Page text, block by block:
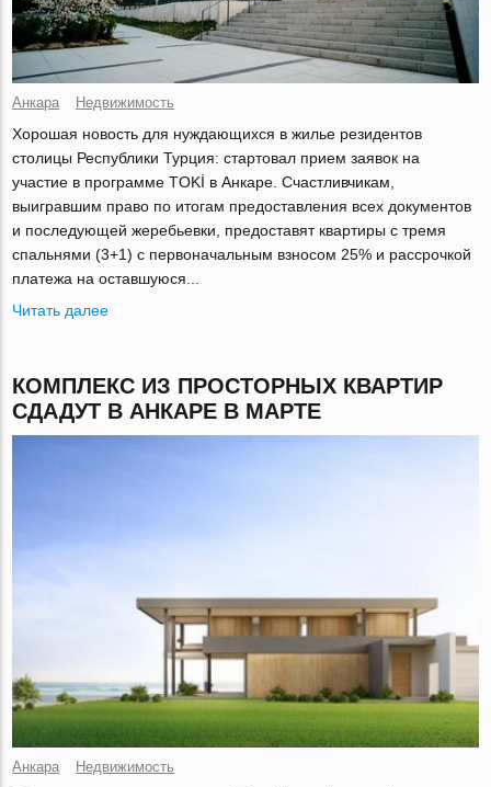
Анкара Недвижимость
Хорошая новость для нуждающихся в жилье резидентов
столицы Республики Турция: стартовал прием заявок на
участие в программе TOKİ в Анкаре. Счастливчикам,
выигравшим право по итогам предоставления всех документов
и последующей жеребьевки, предоставят квартиры с тремя
спальнями (3+1) с первоначальным взносом 25% и рассрочкой
платежа на оставшуюся...
Читать далее
КОМПЛЕКС ИЗ ПРОСТОРНЫХ КВАРТИР
СДАДУТ В АНКАРЕ В МАРТЕ
Анкара Недвижимость